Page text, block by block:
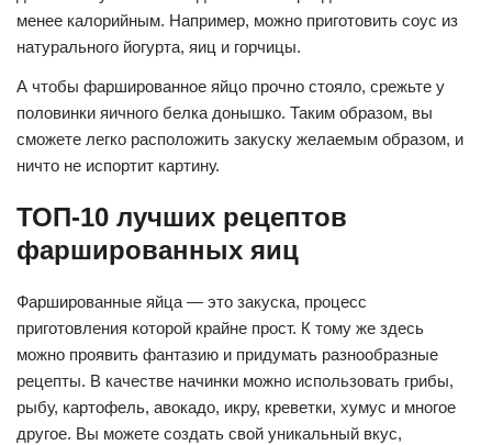
менее калорийным. Например, можно приготовить соус из
натурального йогурта, яиц и горчицы.
А чтобы фаршированное яйцо прочно стояло, срежьте у
половинки яичного белка донышко. Таким образом, вы
сможете легко расположить закуску желаемым образом, и
ничто не испортит картину.
ТОП-10 лучших рецептов
фаршированных яиц
Фаршированные яйца — это закуска, процесс
приготовления которой крайне прост. К тому же здесь
можно проявить фантазию и придумать разнообразные
рецепты. В качестве начинки можно использовать грибы,
рыбу, картофель, авокадо, икру, креветки, хумус и многое
другое. Вы можете создать свой уникальный вкус,